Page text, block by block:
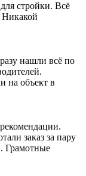
стройки. Всё
Никакой
нашли всё по
на объект в
заказ за пару
Грамотные